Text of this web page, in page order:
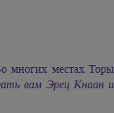
многих местах Торы
вам Эрец Кнаан и